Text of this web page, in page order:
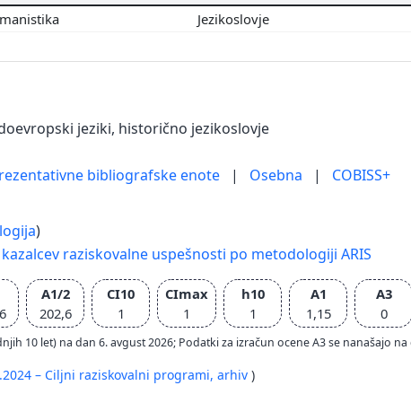
Jezikoslovje
jeziki, historično jezikoslovje
bibliografske enote | Osebna | COBISS+
)
raziskovalne uspešnosti po metodologiji ARIS
A1/2
202,6
CI10
1
CImax
1
h10
1
A1
1,15
A3
0
10 let) na dan 6. avgust 2026; Podatki za izračun ocene A3 se nanašajo
– Ciljni raziskovalni programi, arhiv )